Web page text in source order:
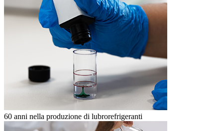
60 anni nella produzione di lubrorefrigeranti